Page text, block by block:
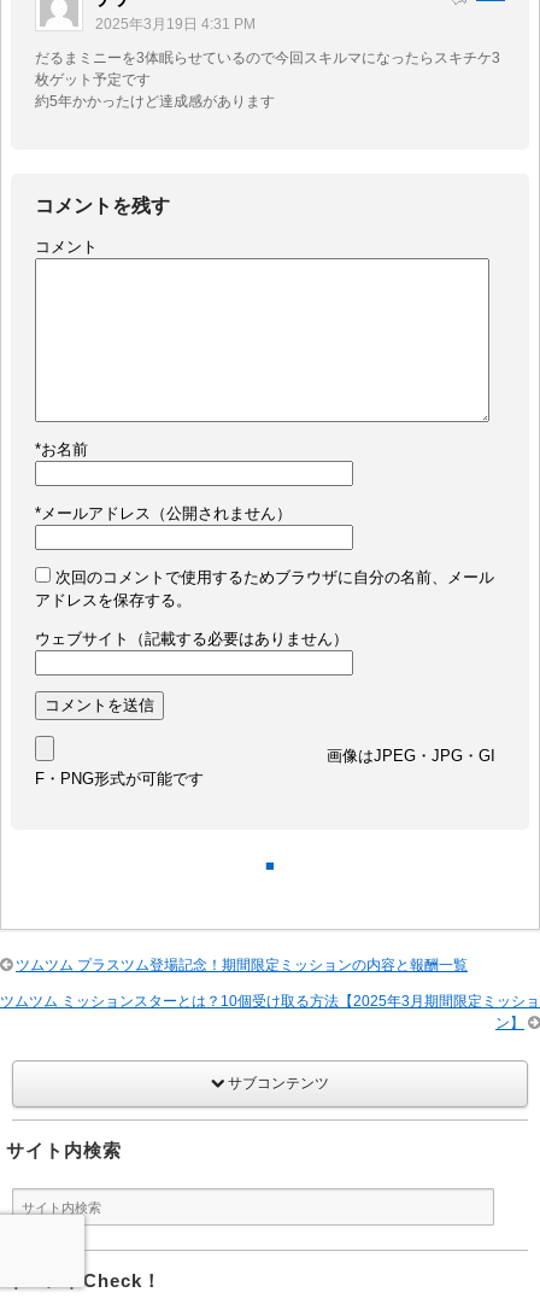
2025年3月19日 4:31 PM
だるまミニーを3体眠らせているので今回スキルマになったらスキチケ3
枚ゲット予定です
約5年かかったけど達成感があります
コメントを残す
コメント
*お名前
*メールアドレス（公開されません）
次回のコメントで使用するためブラウザに自分の名前、メール
アドレスを保存する。
ウェブサイト（記載する必要はありません）
画像はJPEG・JPG・GI
F・PNG形式が可能です
■
ツムツム プラスツム登場記念！期間限定ミッションの内容と報酬一覧
ツムツム ミッションスターとは？10個受け取る方法【2025年3月期間限定ミッショ
ン】
サブコンテンツ
サイト内検索
イベントCheck！